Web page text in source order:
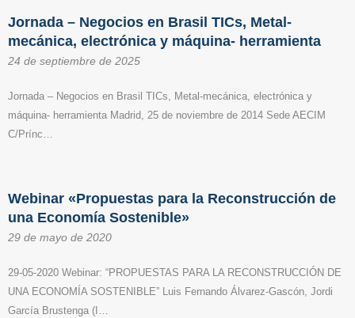
Jornada – Negocios en Brasil TICs, Metal-
mecánica, electrónica y máquina- herramienta
24 de septiembre de 2025
Jornada – Negocios en Brasil TICs, Metal-mecánica, electrónica y
máquina- herramienta Madrid, 25 de noviembre de 2014 Sede AECIM
C/Prínc…
Webinar «Propuestas para la Reconstrucción de
una Economía Sostenible»
29 de mayo de 2020
29-05-2020 Webinar: “PROPUESTAS PARA LA RECONSTRUCCIÓN DE
UNA ECONOMÍA SOSTENIBLE” Luis Fernando Álvarez-Gascón, Jordi
García Brustenga (I…